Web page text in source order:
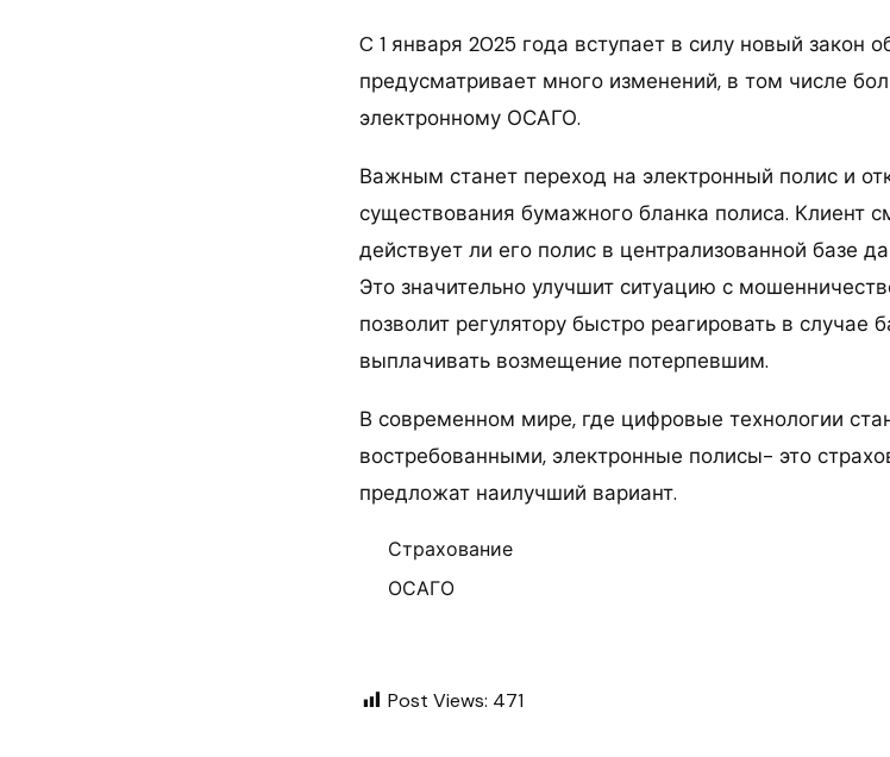
C 1 января 2025 года вступает в силу новый закон
предусматривает много изменений, в том числе
электронному ОСАГО.
Важным станет переход на электронный полис и
существования бумажного бланка полиса. Клиент
действует ли его полис в централизованной базе
Это значительно улучшит ситуацию с
позволит регулятору быстро реагировать в
выплачивать возмещение потерпевшим.
В современном мире, где цифровые технологии
востребованными, электронные полисы- это
предложат наилучший вариант.
Страхование
ОСАГО
Post Views: 471